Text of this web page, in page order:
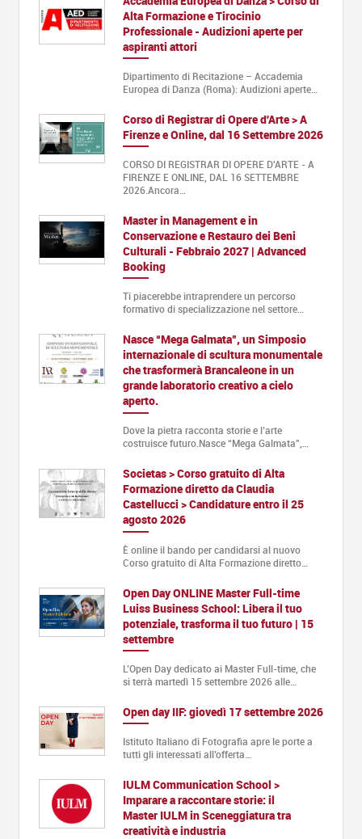
Alta Formazione e Tirocinio
Professionale - Audizioni aperte per
aspiranti attori
Dipartimento di Recitazione – Accademia
Europea di Danza (Roma): Audizioni aperte…
Corso di Registrar di Opere d'Arte > A
Firenze e Online, dal 16 Settembre 2026
CORSO DI REGISTRAR DI OPERE D'ARTE - A
FIRENZE E ONLINE, DAL 16 SETTEMBRE
2026.Ancora…
Master in Management e in
Conservazione e Restauro dei Beni
Culturali - Febbraio 2027 | Advanced
Booking
Ti piacerebbe intraprendere un percorso
formativo di specializzazione nel settore…
Nasce “Mega Galmata”, un Simposio
internazionale di scultura monumentale
che trasformerà Brancaleone in un
grande laboratorio creativo a cielo
aperto.
Dove la pietra racconta storie e l’arte
costruisce futuro.Nasce “Mega Galmata”,…
Societas > Corso gratuito di Alta
Formazione diretto da Claudia
Castellucci > Candidature entro il 25
agosto 2026
È online il bando per candidarsi al nuovo
Corso gratuito di Alta Formazione diretto…
Open Day ONLINE Master Full-time
Luiss Business School: Libera il tuo
potenziale, trasforma il tuo futuro | 15
settembre
L’Open Day dedicato ai Master Full-time, che
si terrà martedì 15 settembre 2026 alle…
Open day IIF: giovedì 17 settembre 2026
Istituto Italiano di Fotografia apre le porte a
tutti gli interessati all’offerta…
IULM Communication School >
Imparare a raccontare storie: il
Master IULM in Sceneggiatura tra
creatività e industria